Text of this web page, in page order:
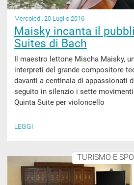
Mercoledì, 20 Luglio 2016
Maisky incanta il
Suites di Bach
Il maestro lettone Mischa Maisky,
interpreti del grande compositore
davanti a centinaia di appassionati
seguito in silenzio i sette
Quinta Suite per violoncello
LEGGI
TURISMO E